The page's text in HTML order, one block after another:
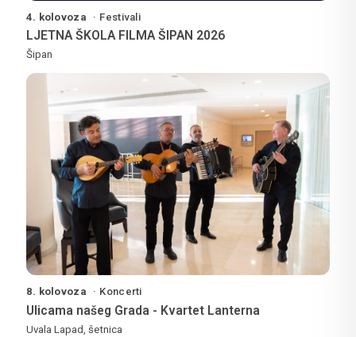
4. kolovoza Festivali
LJETNA ŠKOLA FILMA ŠIPAN 2026
Šipan
8. kolovoza Koncerti
Ulicama našeg Grada - Kvartet Lanterna
Uvala Lapad, šetnica